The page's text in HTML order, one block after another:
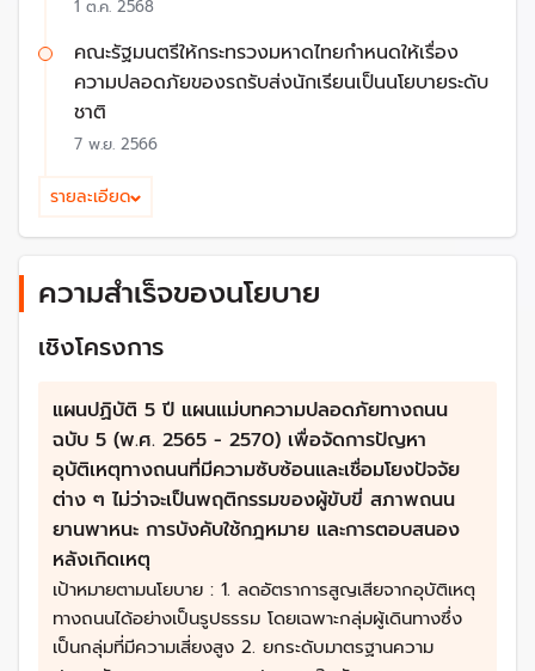
แผนแม่บทฯ ฉบับ 5 กำหนดเป้าหมายผู้เสียชีวิตจากอุบัต
เหตุทางถนน ไว้ที่ ​12 คนต่อแสนประชากร นับเป็นความ
ท้าทายอย่างมาก เพราะเป็นการตั้งเป้าหมายที่ลดลงมา กว่า
จากปีฐานในปี 2563 ที่ 27.2 คนต่อแสนประชากร
การเดินหน้าไปสู่เป้าหมายอยู่ที่การต่อยอดแผนแม่บทไปสู่
“Action Plan”ให้สอดคล้องกับแต่ละบริบทพื้นที่ การลด
เป็นโจทย์ที่ทุกภาคส่วนต้องช่วยกันผลักดันให้เกิดขึ้นจริงใน
1 ต.ค. 2568
คณะรัฐมนตรีให้กระทรวงมหาดไทยกำหนดให้เรื่อง
ความปลอดภัยของรถรับส่งนักเรียนเป็นนโยบายระดับ
ชาติ
7 พ.ย. 2566
รายละเอียด
ความสำเร็จของนโยบาย
เชิงโครงการ
แผนปฏิบัติ 5 ปี แผนแม่บทความปลอดภัยทางถนน
ฉบับ 5 (พ.ศ. 2565 - 2570) เพื่อจัดการปัญหา
อุบัติเหตุทางถนนที่มีความซับซ้อนและเชื่อมโยงปัจจัย
ต่าง ๆ ไม่ว่าจะเป็นพฤติกรรมของผู้ขับขี่ สภาพถนน
ยานพาหนะ การบังคับใช้กฎหมาย และการตอบสนอง
หลังเกิดเหตุ
เป้าหมายตามนโยบาย : 1. ลดอัตราการสูญเสียจากอุบัติเหตุ
ทางถนนได้อย่างเป็นรูปธรรม โดยเฉพาะกลุ่มผู้เดินทางซึ่ง
เป็นกลุ่มที่มีความเสี่ยงสูง 2. ยกระดับมาตรฐานความ